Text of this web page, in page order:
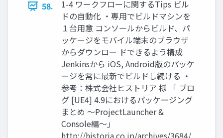
58.
1-4 ワークフローに関するTips ビル
ドの自動化 ・専用でビルドマシンを
１台用意 コンソールからビルド、パ
ッケージをモバイル端末のブラウザ
からダウンロー ドできるよう構成
Jenkinsから iOS, Android版のパッケ
ージを常に最新でビルドし続ける ・
参考：株式会社ヒストリア 様 「 ブロ
グ [UE4] 4.9におけるパッケージング
まとめ ～ProjectLauncher &
Console編～」